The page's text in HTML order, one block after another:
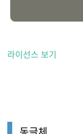
라이선스 보기